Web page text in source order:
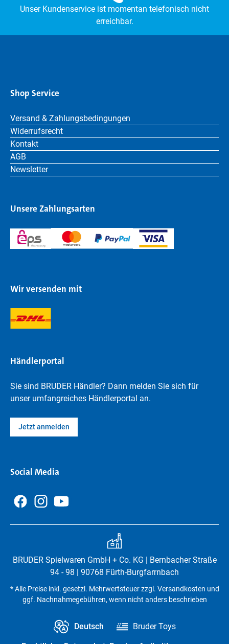
Unser Kundenservice ist momentan telefonisch nicht
erreichbar.
Shop Service
Versand & Zahlungsbedingungen
Widerrufsrecht
Kontakt
AGB
Newsletter
Unsere Zahlungsarten
Wir versenden mit
Händlerportal
Sie sind BRUDER Händler? Dann melden Sie sich für
unser umfangreiches Händlerportal an.
Jetzt anmelden
Social Media
BRUDER Spielwaren GmbH + Co. KG | Bernbacher Straße
94 - 98 | 90768 Fürth-Burgfarrnbach
* Alle Preise inkl. gesetzl. Mehrwertsteuer zzgl. Versandkosten und
ggf. Nachnahmegebühren, wenn nicht anders beschrieben
Deutsch Bruder Toys